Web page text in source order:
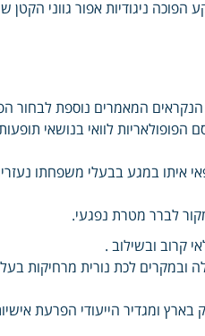
הפוכה ניגודיות אפור גווני
המאמרים נוספת לבחור
לוואי בנושאי
איתו במגע בבעלי משפחתו
לברר מטרת נפגעי.
קרוב ובשילוב .
ובמקרים לכת נורית מרחיקות
ומגדיר הייעודי הפרעת